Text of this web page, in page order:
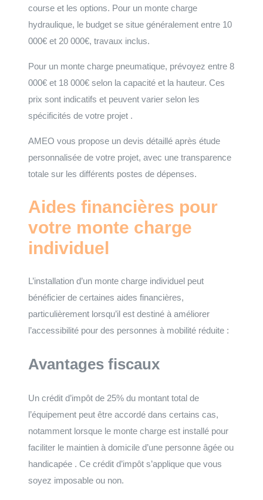
course et les options. Pour un monte charge
hydraulique, le budget se situe généralement entre 10
000€ et 20 000€, travaux inclus.
Pour un monte charge pneumatique, prévoyez entre 8
000€ et 18 000€ selon la capacité et la hauteur. Ces
prix sont indicatifs et peuvent varier selon les
spécificités de votre projet .
AMEO vous propose un devis détaillé après étude
personnalisée de votre projet, avec une transparence
totale sur les différents postes de dépenses.
Aides financières pour
votre monte charge
individuel
L’installation d’un monte charge individuel peut
bénéficier de certaines aides financières,
particulièrement lorsqu’il est destiné à améliorer
l’accessibilité pour des personnes à mobilité réduite :
Avantages fiscaux
Un crédit d’impôt de 25% du montant total de
l’équipement peut être accordé dans certains cas,
notamment lorsque le monte charge est installé pour
faciliter le maintien à domicile d’une personne âgée ou
handicapée . Ce crédit d’impôt s’applique que vous
soyez imposable ou non.